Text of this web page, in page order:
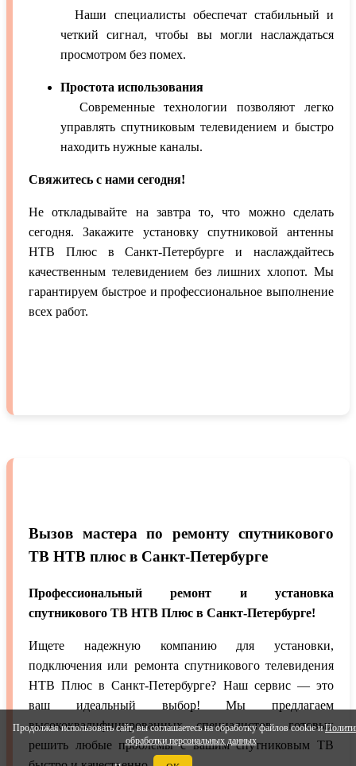
Продолжая использовать сайт, вы соглашаетесь на обработку файлов cookie и
обработки персональных данных
Наши специалисты обеспечат стабильный и
четкий сигнал, чтобы вы могли наслаждаться
просмотром без помех.
Простота использования
Современные технологии позволяют легко
управлять спутниковым телевидением и быстро
находить нужные каналы.
Свяжитесь с нами сегодня!
Не откладывайте на завтра то, что можно сделать
сегодня. Закажите установку спутниковой антенны
НТВ Плюс в Санкт-Петербурге и наслаждайтесь
качественным телевидением без лишних хлопот. Мы
гарантируем быстрое и профессиональное выполнение
всех работ.
Вызов мастера по ремонту спутникового
ТВ НТВ плюс в Санкт-Петербурге
Профессиональный ремонт и установка
спутникового ТВ НТВ Плюс в Санкт-Петербурге!
Ищете надежную компанию для установки,
подключения или ремонта спутникового телевидения
НТВ Плюс в Санкт-Петербурге? Наш сервис — это
ваш идеальный выбор! Мы предлагаем
высококвалифицированных специалистов, готовых
решить любые проблемы с вашим спутниковым ТВ